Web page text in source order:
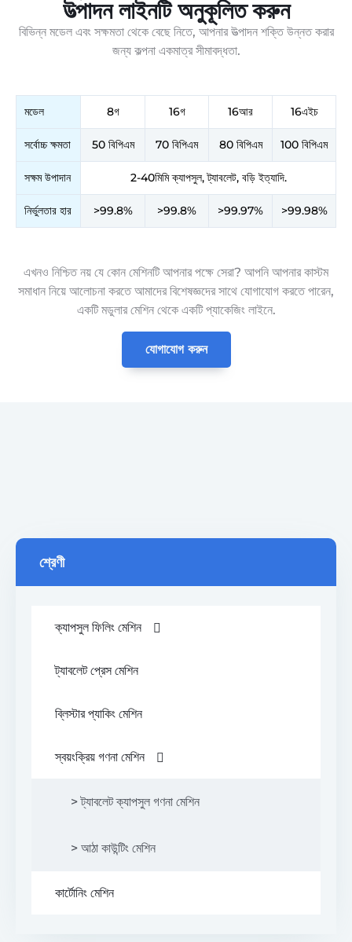
উত্পাদন লাইনটি অনুকূলিত করুন
বিভিন্ন মডেল এবং সক্ষমতা থেকে বেছে নিতে, আপনার উত্পাদন শক্তি উন্নত করার
জন্য কল্পনা একমাত্র সীমাবদ্ধতা.
মডেল 8গ 16গ 16আর 16এইচ
সর্বোচ্চ ক্ষমতা 50 বিপিএম 70 বিপিএম 80 বিপিএম 100 বিপিএম
সক্ষম উপাদান 2-40মিমি ক্যাপসুল, ট্যাবলেট, বড়ি ইত্যাদি.
নির্ভুলতার হার >99.8% >99.8% >99.97% >99.98%
এখনও নিশ্চিত নয় যে কোন মেশিনটি আপনার পক্ষে সেরা? আপনি আপনার কাস্টম
সমাধান নিয়ে আলোচনা করতে আমাদের বিশেষজ্ঞদের সাথে যোগাযোগ করতে পারেন,
একটি মডুলার মেশিন থেকে একটি প্যাকেজিং লাইনে.
যোগাযোগ করুন
শ্রেণী
ক্যাপসুল ফিলিং মেশিন
> স্বয়ংক্রিয় ক্যাপসুল ফিলিং মেশিন
> সেমি অটোমেটিক ক্যাপসুল ফিলিং মেশিন
> লিকুইড ক্যাপসুল ফিলিং মেশিন
ট্যাবলেট প্রেস মেশিন
ব্লিস্টার প্যাকিং মেশিন
স্বয়ংক্রিয় গণনা মেশিন
> ট্যাবলেট ক্যাপসুল গণনা মেশিন
> আঠা কাউন্টিং মেশিন
কার্টোনিং মেশিন